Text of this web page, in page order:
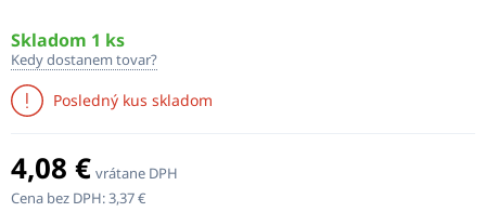
Skladom 1 ks
Kedy dostanem tovar?
Posledný kus skladom
4,08 € vrátane DPH
Cena bez DPH:3,37 €